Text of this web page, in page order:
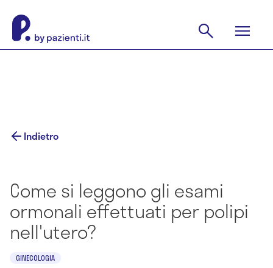
Indietro
Come si leggono gli esami
ormonali effettuati per polipi
nell'utero?
GINECOLOGIA